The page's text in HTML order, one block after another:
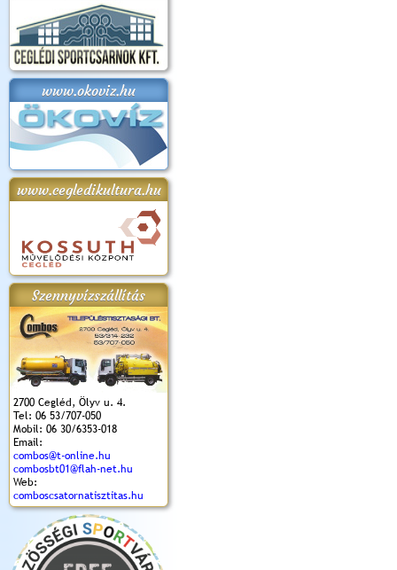
www.okoviz.hu
www.cegledikultura.hu
Szennyvízszállítás
2700 Cegléd, Ölyv u. 4.
Tel: 06 53/707-050
Mobil: 06 30/6353-018
Email:
combos@t-online.hu
combosbt01@flah-net.hu
Web:
comboscsatornatisztitas.hu
2018.
Kossuth Toborzó
Ünnepély
Szent István Ünnepe
(2017. 08. 20.)